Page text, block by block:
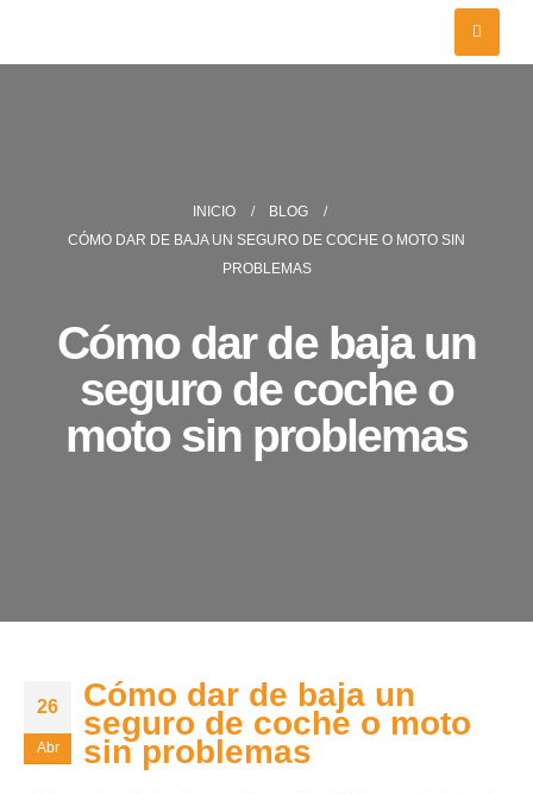
INICIO
BLOG
CÓMO DAR DE BAJA UN SEGURO DE COCHE O MOTO SIN
PROBLEMAS
Cómo dar de baja un
seguro de coche o
moto sin problemas
26
Abr
Cómo dar de baja un
seguro de coche o moto
sin problemas